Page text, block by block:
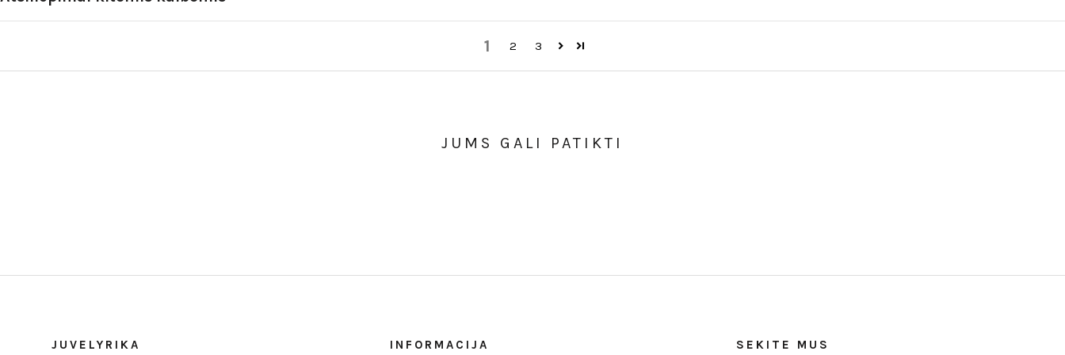
1 2 3
JUMS GALI PATIKTI
JUVELYRIKA INFORMACIJA SEKITE MUS